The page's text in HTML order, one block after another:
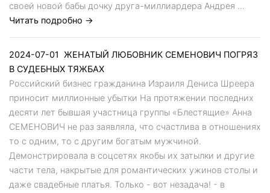
своей новой бабы дочку друга-миллиардера Андрея ...
Читать подробно →
2024-07-01
ЖЕНАТЫЙ ЛЮБОВНИК СЕМЕНОВИЧ ПОГРЯЗ
В СУДЕБНЫХ ТЯЖБАХ
Российский бизнес гражданина Израиля Дениса Шреера
приносит миллионные убытки На протяжении последних
десяти лет бывшая участница группы «Блестящие» Анна
СЕМЕНОВИЧ не раз заявляла, что счастлива в отношениях
то с одним, то с другим богатым мужчиной.
Демонстрировала в соцсетях якобы их затылки и другие
части тела, накрытые для романтических ужинов столы и
даже свадебные платья. Только - вот незадача! - в